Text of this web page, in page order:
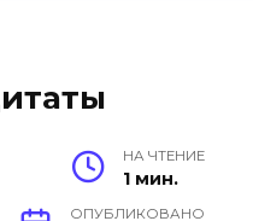
НА ЧТЕНИЕ
1 мин.
ОПУБЛИКОВАНО